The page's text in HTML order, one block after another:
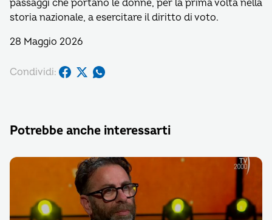
passaggi che portano le donne, per la prima volta nella
storia nazionale, a esercitare il diritto di voto.
28 Maggio 2026
Condividi:
Potrebbe anche interessarti